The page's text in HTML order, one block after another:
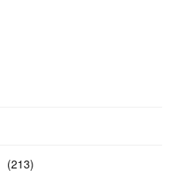
(213)